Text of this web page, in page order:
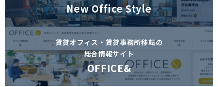
New Office Style
賃貸オフィス・賃貸事務所移転の
総合情報サイト
OFFICE&